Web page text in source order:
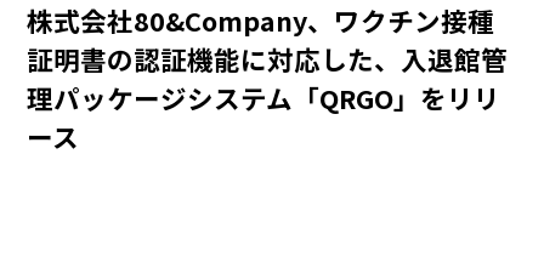
株式会社80&Company、ワクチン接種
証明書の認証機能に対応した、入退館管
理パッケージシステム「QRGO」をリリ
ース